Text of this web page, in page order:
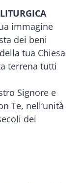
immagine
dei beni
tua Chiesa
terrena tutti
Signore e
Te, nell’unità
dei